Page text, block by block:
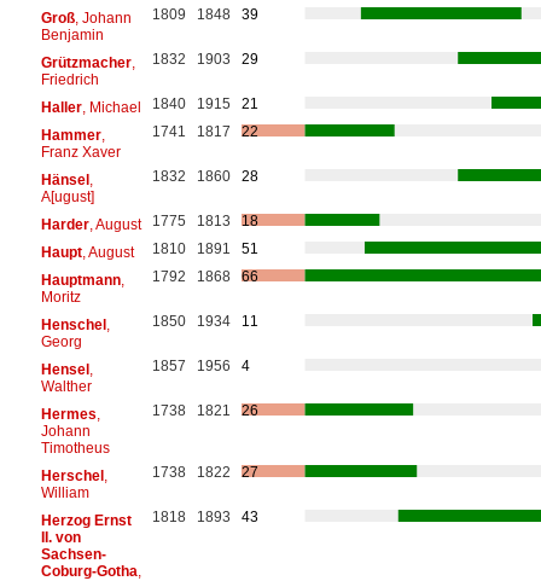
Groß, Johann
Benjamin
1809 1848 39
Grützmacher,
Friedrich
1832 1903 29
Haller, Michael 1840 1915
21
Hammer,
Franz Xaver
1741 1817 22
Hänsel,
A[ugust]
1832 1860 28
Harder, August 1775 1813
18
Haupt, August 1810 1891
51
Hauptmann,
Moritz
1792 1868 66
Henschel,
Georg
1850 1934 11
Hensel,
Walther
1857 1956 4
Hermes
Johann
Timotheus
1738 1821 26
Herschel,
William
1738 1822 27
Herzog Ernst
II. von
Sachsen-
Coburg-Gotha
1818 1893 43